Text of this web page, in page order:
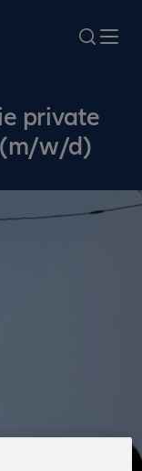
search
private
w/d)